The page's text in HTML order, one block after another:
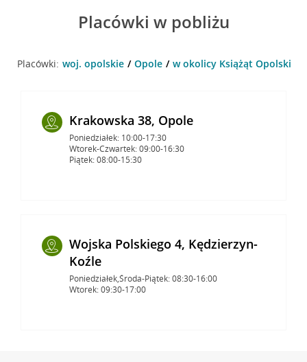
Placówki w pobliżu
Placówki: woj. opolskie Opole w okolicy Książąt Opolskich
Krakowska 38, Opole
Poniedziałek: 10:00-17:30
Wtorek-Czwartek: 09:00-16:30
Piątek: 08:00-15:30
Wojska Polskiego 4, Kędzierzyn-
Koźle
Poniedziałek,Środa-Piątek: 08:30-16:00
Wtorek: 09:30-17:00